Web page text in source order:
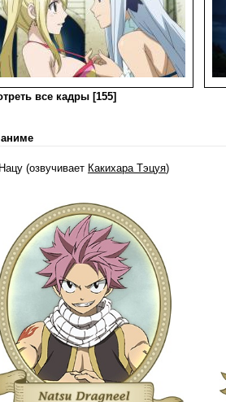
все кадры [155]
аниме
Нацу (озвучивает Какихара Тэцуя)